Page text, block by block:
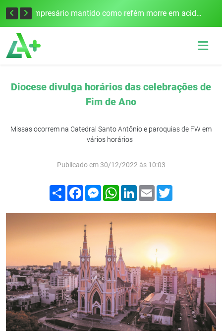
Edital para construção de ponte entre Itapiranga e Barra do Guarita deve ser lançado no segundo semestre Empresário mantido como refém morre em acidente após assalto em Cerro Largo
Diocese divulga horários das celebrações de
Fim de Ano
Missas ocorrem na Catedral Santo Antônio e paroquias de FW em
vários horários
Publicado em 30/12/2022 às 10:03
Compartilhar
FacebookMessenger
WhatsApp
LinkedIn
Email